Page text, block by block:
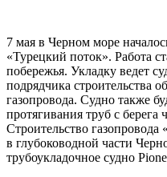
7 мая в Черном море
«Турецкий поток». Работа
побережья. Укладку ведет
подрядчика строительства
газопровода. Судно также
протягивания труб с берега
Строительство газопровода
в глубоководной части
трубоукладочное судно